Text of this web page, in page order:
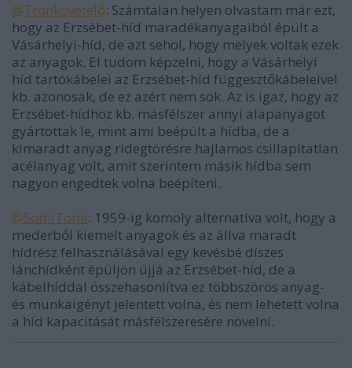
@Trónkövetelő: Számtalan helyen olvastam már ezt,
hogy az Erzsébet-híd maradékanyagaiból épült a
Vásárhelyi-híd, de azt sehol, hogy melyek voltak ezek
az anyagok. El tudom képzelni, hogy a Vásárhelyi
híd tartókábelei az Erzsébet-híd függesztőkábeleivel
kb. azonosak, de ez azért nem sok. Az is igaz, hogy az
Erzsébet-hídhoz kb. másfélszer annyi alapanyagot
gyártottak le, mint ami beépült a hídba, de a
kimaradt anyag ridegtörésre hajlamos csillapítatlan
acélanyag volt, amit szerintem másik hídba sem
nagyon engedtek volna beépíteni.
@SomiTomi: 1959-ig komoly alternatíva volt, hogy a
mederből kiemelt anyagok és az állva maradt
hídrész felhasználásával egy kevésbé díszes
lánchídként épüljön újjá az Erzsébet-híd, de a
kábelhíddal összehasonlítva ez többszörös anyag-
és munkaigényt jelentett volna, és nem lehetett volna
a híd kapacitását másfélszeresére növelni.